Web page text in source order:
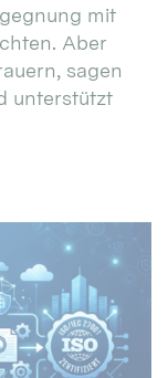
mit
Aber
sagen
unterstützt